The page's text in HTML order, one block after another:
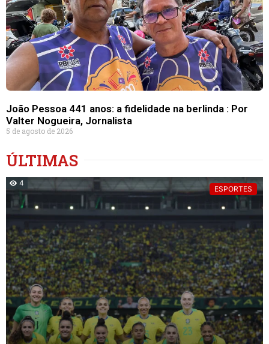
João Pessoa 441 anos: a fidelidade na berlinda : Por
Valter Nogueira, Jornalista
5 de agosto de 2026
ÚLTIMAS
4
ESPORTES